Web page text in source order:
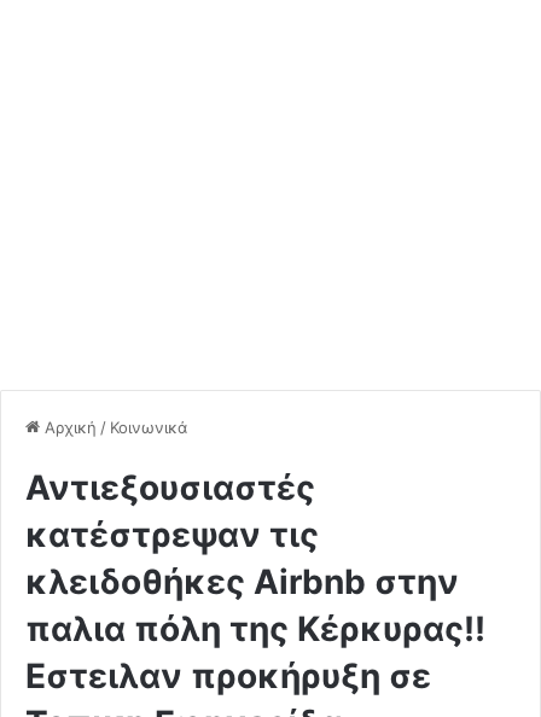
Αρχική / Κοινωνικά
Αντιεξουσιαστές
κατέστρεψαν τις
κλειδοθήκες Airbnb στην
παλια πόλη της Κέρκυρας!!
Εστειλαν προκήρυξη σε